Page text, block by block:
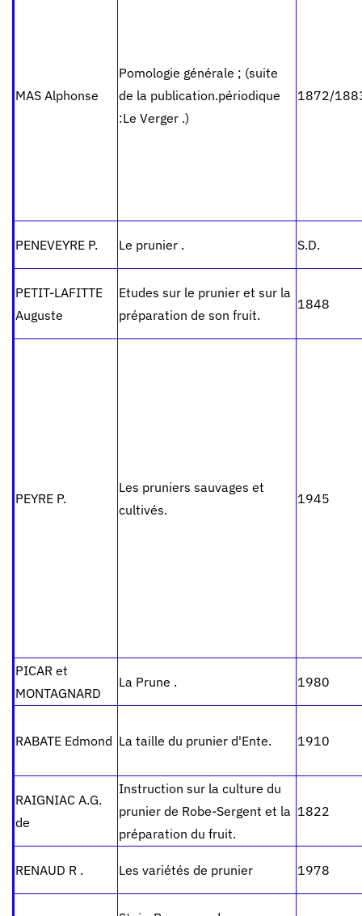
MAS Alphonse
Pomologie générale ; (suite
de la publication.périodique
:Le Verger .)
1872/
PENEVEYRE P. Le prunier . S.D.
PETIT-LAFITTE
Auguste
Etudes sur le prunier et sur la
préparation de son fruit.
1848
PEYRE P.
Les pruniers sauvages et
cultivés.
1945
PICAR et
MONTAGNARD
La Prune . 1980
RABATE Edmond La taille du prunier d'Ente. 1910
RAIGNIAC A.G.
de
Instruction sur la culture du
prunier de Robe-Sergent et la
préparation du fruit.
1822
RENAUD R . Les variétés de prunier 1978